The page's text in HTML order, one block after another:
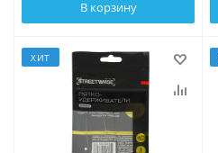
В корзину
ХИТ